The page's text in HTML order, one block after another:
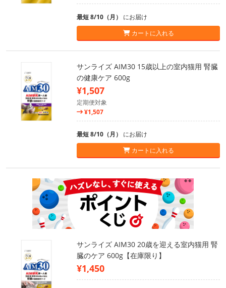
最短 8/10（月） にお届け
カートに入れる
サンライズ AIM30 15歳以上の室内猫用 腎臓
の健康ケア 600g
¥1,507
定期便対象
¥1,507
最短 8/10（月） にお届け
カートに入れる
サンライズ AIM30 20歳を迎える室内猫用 腎
臓のケア 600g【在庫限り】
¥1,450